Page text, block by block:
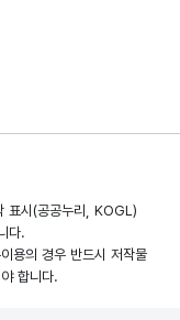
표시(공공누리, KOGL)
다.
용의 경우 반드시 저작물
합니다.